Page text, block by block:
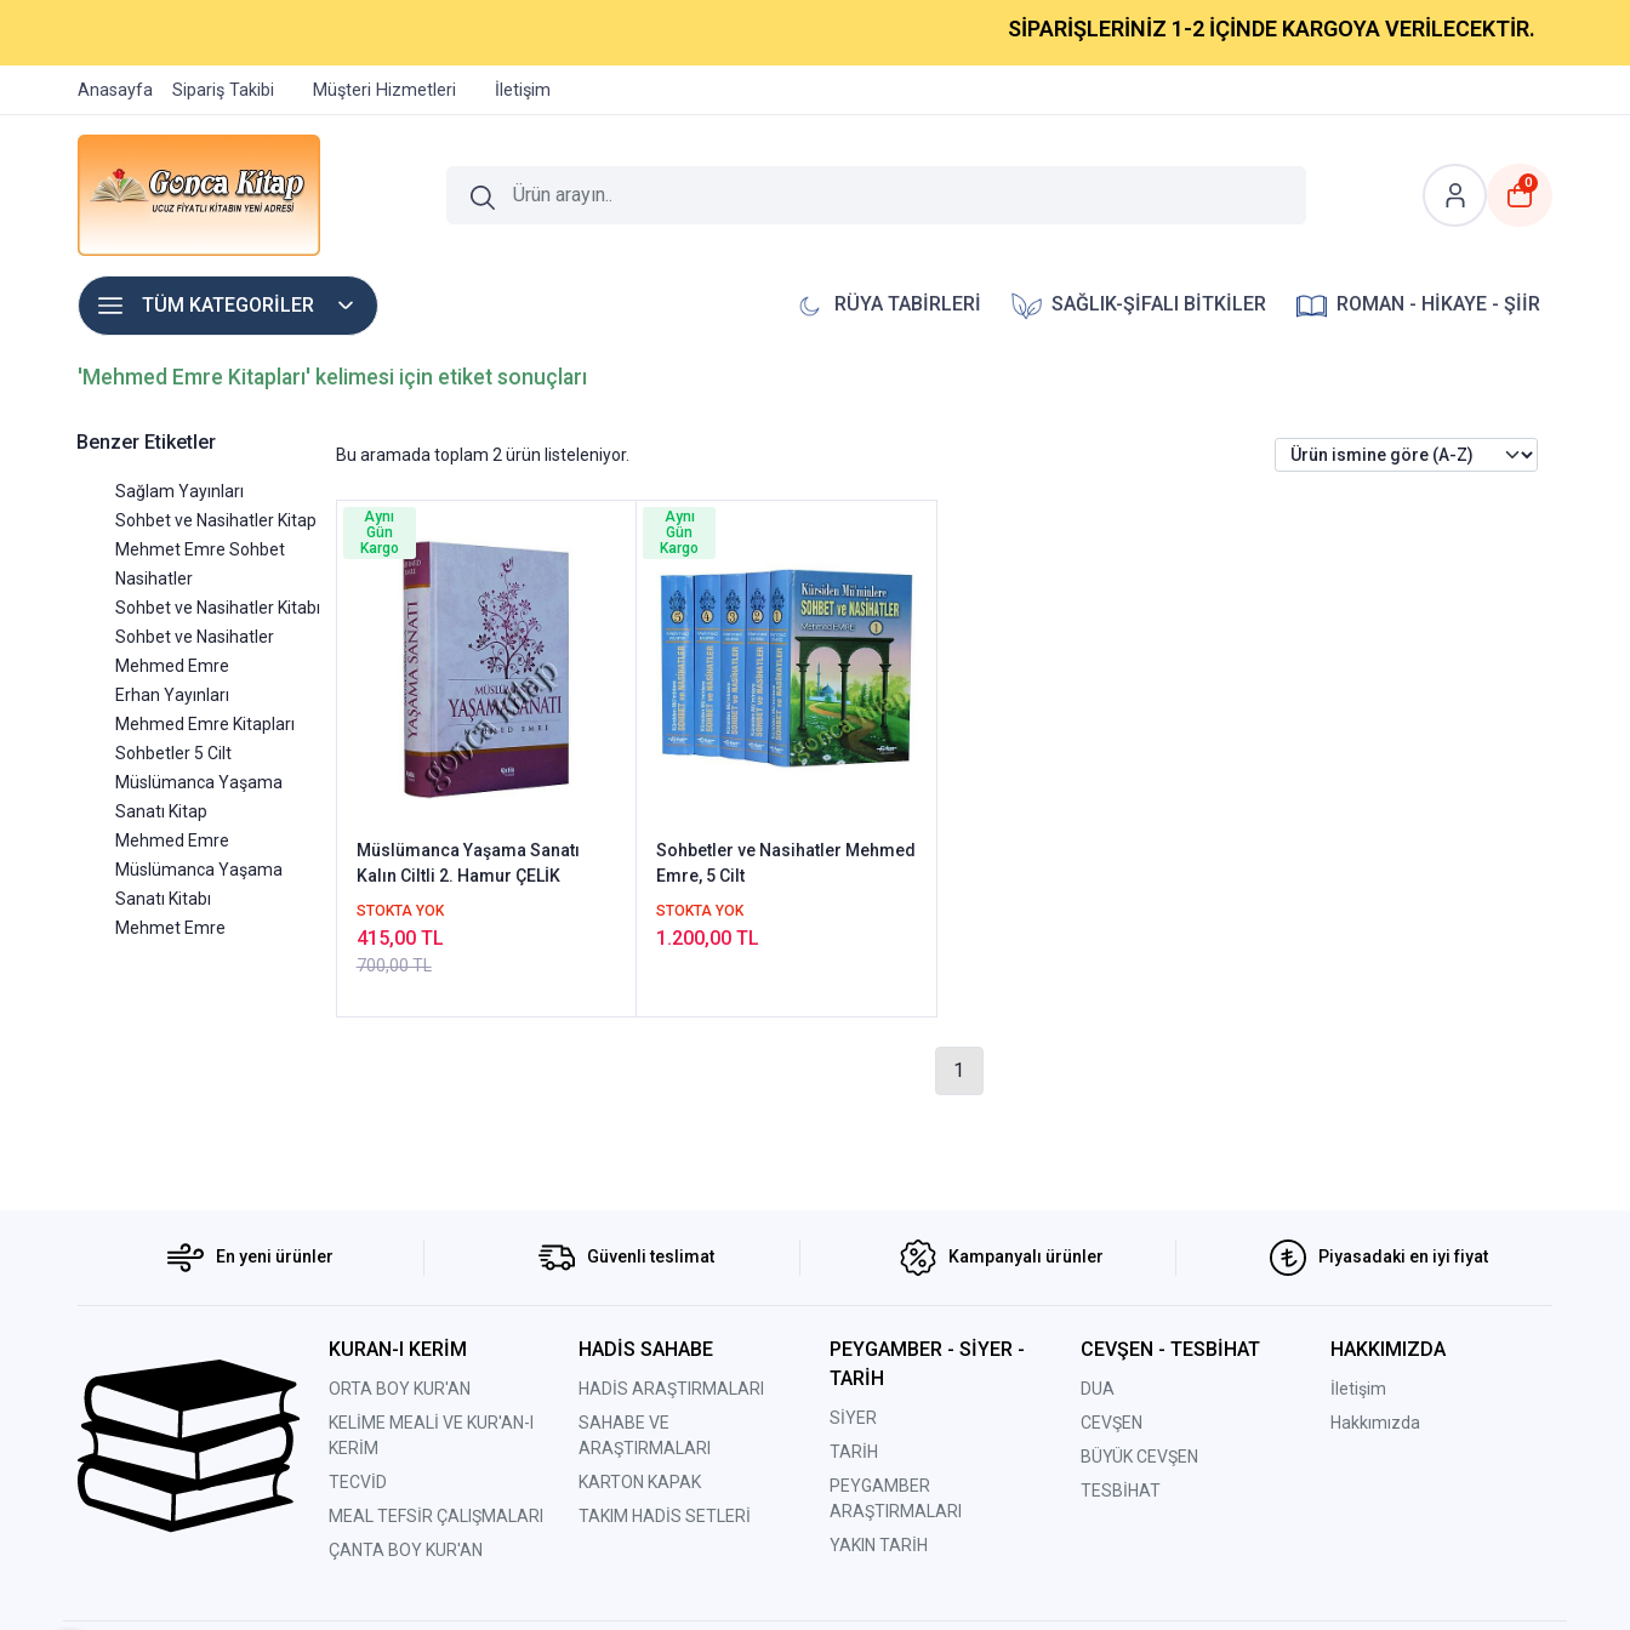
SİPARİŞLERİNİZ 1-2 İÇİNDE KARGOYA VERİLECEKTİR.
Anasayfa Sipariş Takibi Müşteri Hizmetleri İletişim
0
TÜM KATEGORİLER RÜYA TABİRLERİ SAĞLIK-ŞİFALI BİTKİLER ROMAN - HİKAYE - ŞİİR
'Mehmed Emre Kitapları' kelimesi için etiket sonuçları
Benzer Etiketler
Sağlam Yayınları
Sohbet ve Nasihatler Kitap
Mehmet Emre Sohbet
Nasihatler
Sohbet ve Nasihatler Kitabı
Sohbet ve Nasihatler
Mehmed Emre
Erhan Yayınları
Mehmed Emre Kitapları
Sohbetler 5 Cilt
Müslümanca Yaşama
Sanatı Kitap
Mehmed Emre
Müslümanca Yaşama
Sanatı Kitabı
Mehmet Emre
Bu aramada toplam 2 ürün listeleniyor.
Müslümanca Yaşama Sanatı
Kalın Ciltli 2. Hamur ÇELİK
STOKTA YOK
700,00 TL
415,00 TL
Aynı
Gün
Kargo
Sohbetler ve Nasihatler Mehmed
Emre, 5 Cilt
STOKTA YOK
1.200,00 TL
Aynı
Gün
Kargo
1
En yeni ürünler Güvenli teslimat Kampanyalı ürünler Piyasadaki en iyi fiyat
KURAN-I KERİM
ORTA BOY KUR'AN
KELİME MEALİ VE KUR'AN-I
KERİM
TECVİD
MEAL TEFSİR ÇALIŞMALARI
ÇANTA BOY KUR'AN
HADİS SAHABE
HADİS ARAŞTIRMALARI
SAHABE VE
ARAŞTIRMALARI
KARTON KAPAK
TAKIM HADİS SETLERİ
PEYGAMBER - SİYER -
TARİH
SİYER
TARİH
PEYGAMBER
ARAŞTIRMALARI
YAKIN TARİH
CEVŞEN - TESBİHAT
DUA
CEVŞEN
BÜYÜK CEVŞEN
TESBİHAT
HAKKIMIZDA
İletişim
Hakkımızda